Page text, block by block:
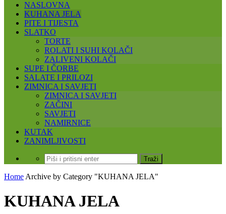
NASLOVNA
KUHANA JELA
PITE I TIJESTA
SLATKO
TORTE
ROLATI I SUHI KOLAČI
ZALIVENI KOLAČI
SUPE I ČORBE
SALATE I PRILOZI
ZIMNICA I SAVJETI
ZIMNICA I SAVJETI
ZAČINI
SAVJETI
NAMIRNICE
KUTAK
ZANIMLJIVOSTI
Home Archive by Category "KUHANA JELA"
KUHANA JELA